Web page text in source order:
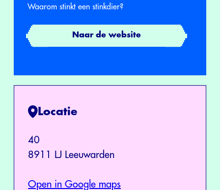
Waarom stinkt een stinkdier?
Naar de website
Locatie
40
8911 LJ Leeuwarden
Open in Google maps